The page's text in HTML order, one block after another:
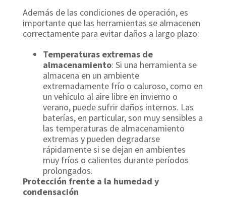
Además de las condiciones de operación, es
importante que las herramientas se almacenen
correctamente para evitar daños a largo plazo:
Temperaturas extremas de
almacenamiento: Si una herramienta se
almacena en un ambiente
extremadamente frío o caluroso, como en
un vehículo al aire libre en invierno o
verano, puede sufrir daños internos. Las
baterías, en particular, son muy sensibles a
las temperaturas de almacenamiento
extremas y pueden degradarse
rápidamente si se dejan en ambientes
muy fríos o calientes durante períodos
prolongados.
Protección frente a la humedad y
condensación